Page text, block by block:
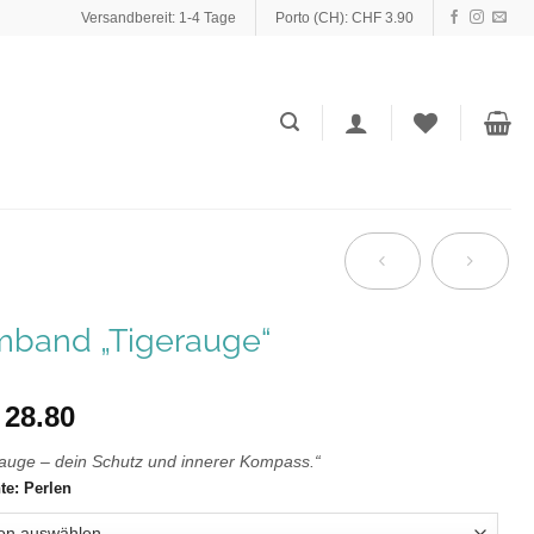
Versandbereit: 1-4 Tage Porto (CH): CHF 3.90
„Tigerauge“
– dein Schutz und innerer Kompass.“
Perlen